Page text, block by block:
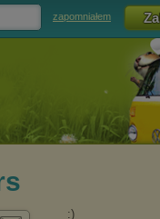
zapomniałem
:)